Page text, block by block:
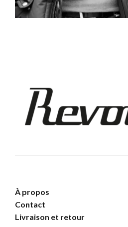
À propos
Contact
Livraison et retour